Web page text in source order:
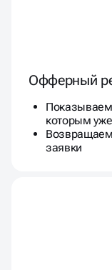
Офферный
которым
Возвращаем
заявки